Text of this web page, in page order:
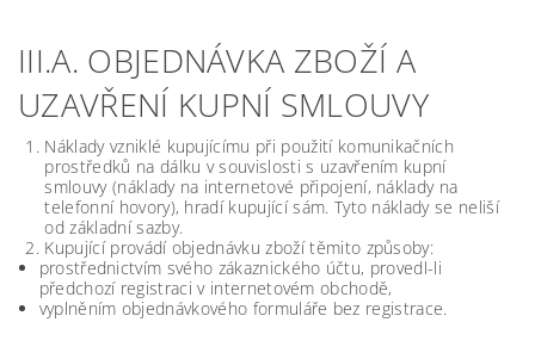
III.A. OBJEDNÁVKA ZBOŽÍ A
UZAVŘENÍ KUPNÍ SMLOUVY
Náklady vzniklé kupujícímu při použití komunikačních
prostředků na dálku v souvislosti s uzavřením kupní
smlouvy (náklady na internetové připojení, náklady na
telefonní hovory), hradí kupující sám. Tyto náklady se neliší
od základní sazby.
Kupující provádí objednávku zboží těmito způsoby:
prostřednictvím svého zákaznického účtu, provedl-li
předchozí registraci v internetovém obchodě,
vyplněním objednávkového formuláře bez registrace.